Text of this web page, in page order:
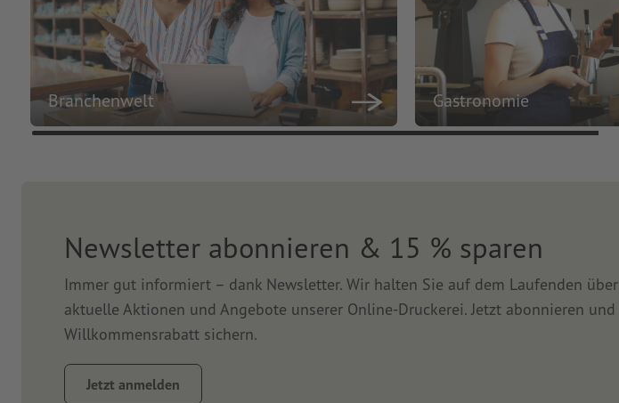
Branchenwelt Gastronomie
Newsletter abonnieren & 15 % sparen
Immer gut informiert – dank Newsletter. Wir halten Sie auf dem Laufenden über
aktuelle Aktionen und Angebote unserer Online-Druckerei. Jetzt abonnieren und
Willkommensrabatt sichern.
Jetzt anmelden